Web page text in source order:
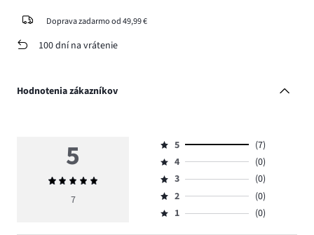
Doprava zadarmo od 49,99 €
100 dní na vrátenie
Hodnotenia zákazníkov
5
Priemerné
hodnotenie
7
Hodnotenie
5,
počet
hlasov
7.
5
(7)
Hodnotenie
4,
počet
hlasov
4
(0)
Hodnotenie
3,
počet
3
(0)
Hodnotenie
2,
2
(0)
Hodnotenie
1 (0)